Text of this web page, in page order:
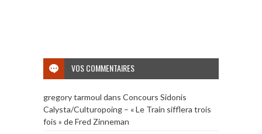
VOS COMMENTAIRES
gregory tarmoul dans Concours Sidonis
Calysta/Culturopoing – « Le Train sifflera trois
fois » de Fred Zinneman